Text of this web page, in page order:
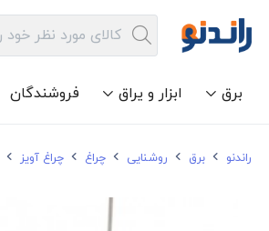
برق ابزار و یراق فروشندگان
راندنو برق روشنایی چراغ چراغ آویز